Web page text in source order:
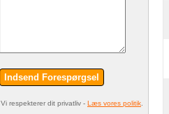
Indsend Forespørgsel
Vi respekterer dit privatliv - Læs vores politik.